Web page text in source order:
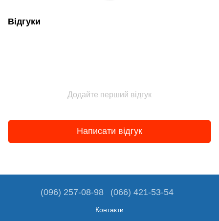
Відгуки
Додайте перший відгук
Написати відгук
(096) 257-08-98 (066) 421-53-54
Контакти